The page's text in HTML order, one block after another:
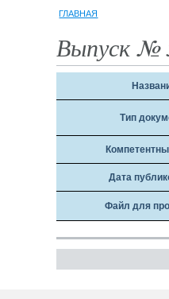
ГЛАВНАЯ
Выпуск №
Тип
Дата
Файл для